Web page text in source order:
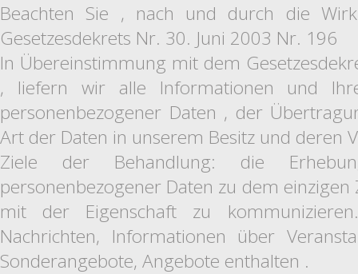
Beachten Sie , nach und durch die
Gesetzesdekrets Nr. 30. Juni 2003 Nr. 196
In Übereinstimmung mit dem
, liefern wir alle Informationen und
personenbezogener Daten , der
Art der Daten in unserem Besitz und deren
Ziele der Behandlung: die
personenbezogener Daten zu dem einzigen
mit der Eigenschaft zu
Nachrichten, Informationen über
Sonderangebote, Angebote enthalten .